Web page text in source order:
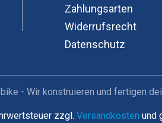
Zahlungsarten
Widerrufsrecht
Datenschutz
- Wir konstruieren und fertigen
zzgl. Versandkosten und